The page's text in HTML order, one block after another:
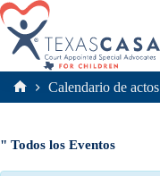
Saltar
al
contenido
Inicio
Calendario de actos
" Todos los Eventos